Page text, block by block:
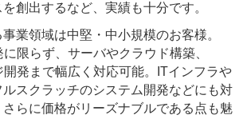
創出するなど、実績も十分です。
業領域は中堅・中小規模のお客様。
限らず、サーバやクラウド構築、
発まで幅広く対応可能。ITインフラや
スクラッチのシステム開発などにも対
らに価格がリーズナブルである点も魅